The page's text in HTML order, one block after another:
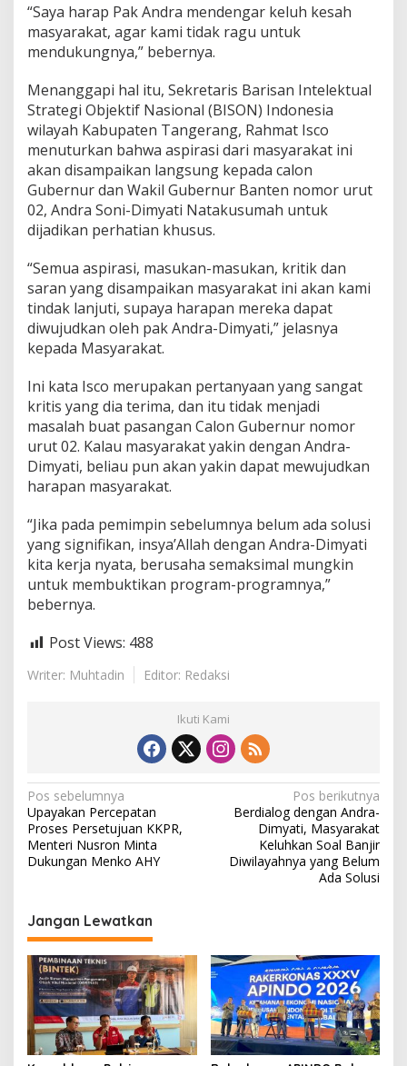
a
t
M
e
a
t
a
“Saya harap Pak Andra mendengar keluh kesah
masyarakat, agar kami tidak ragu untuk
mendukungnya,” bebernya.
Menanggapi hal itu, Sekretaris Barisan Intelektual
Strategi Objektif Nasional (BISON) Indonesia
wilayah Kabupaten Tangerang, Rahmat Isco
menuturkan bahwa aspirasi dari masyarakat ini
akan disampaikan langsung kepada calon
Gubernur dan Wakil Gubernur Banten nomor urut
02, Andra Soni-Dimyati Natakusumah untuk
dijadikan perhatian khusus.
“Semua aspirasi, masukan-masukan, kritik dan
saran yang disampaikan masyarakat ini akan kami
tindak lanjuti, supaya harapan mereka dapat
diwujudkan oleh pak Andra-Dimyati,” jelasnya
kepada Masyarakat.
Ini kata Isco merupakan pertanyaan yang sangat
kritis yang dia terima, dan itu tidak menjadi
masalah buat pasangan Calon Gubernur nomor
urut 02. Kalau masyarakat yakin dengan Andra-
Dimyati, beliau pun akan yakin dapat mewujudkan
harapan masyarakat.
“Jika pada pemimpin sebelumnya belum ada solusi
yang signifikan, insya’Allah dengan Andra-Dimyati
kita kerja nyata, berusaha semaksimal mungkin
untuk membuktikan program-programnya,”
bebernya.
Post Views: 488
Writer: Muhtadin Editor: Redaksi
Ikuti Kami
N
a
v
i
a
s
i
p
o
s
Pos sebelumnya
Upayakan Percepatan
Proses Persetujuan KKPR,
Menteri Nusron Minta
Dukungan Menko AHY
Pos berikutnya
Berdialog dengan Andra-
Dimyati, Masyarakat
Keluhkan Soal Banjir
Diwilayahnya yang Belum
Ada Solusi
Jangan Lewatkan